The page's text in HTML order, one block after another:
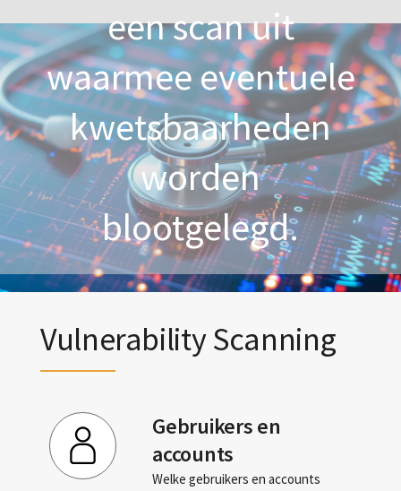
een scan uit
waarmee eventuele
kwetsbaarheden
worden
blootgelegd.
Vulnerability Scanning
Gebruikers en
accounts
Welke gebruikers en accounts